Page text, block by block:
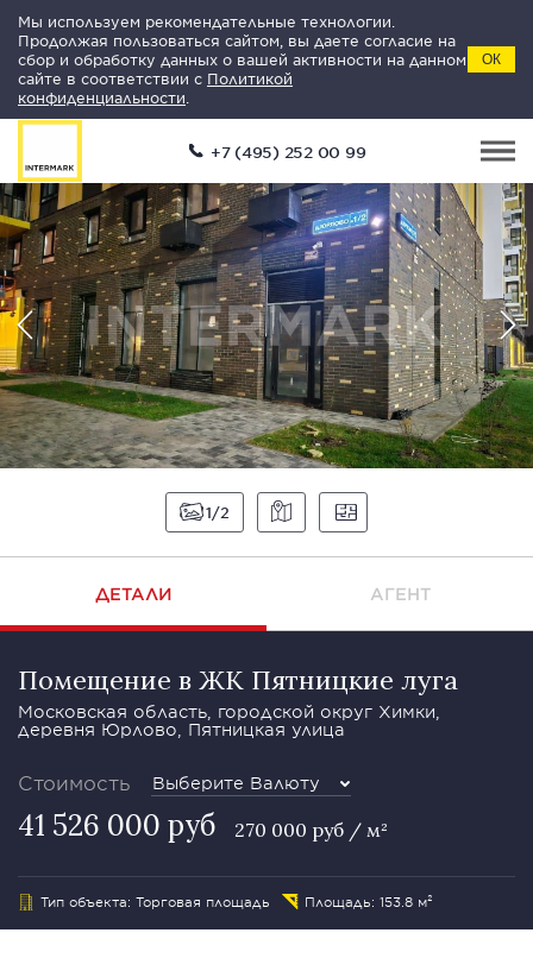
Мы используем рекомендательные технологии.
Продолжая пользоваться сайтом, вы даете согласие на
сбор и обработку данных о вашей активности на данном
сайте в соответствии с Политикой
конфиденциальности
ОК
+7 (495) 252 00 99
1 2
ДЕТАЛИ АГЕНТ
Помещение в ЖК Пятницкие луга
Московская область, городской округ Химки,
деревня Юрлово, Пятницкая улица
Стоимость Выберите Валюту
41 526 000 руб 270 000 руб / м²
Тип объекта: Торговая площадь Площадь: 153.8 м²